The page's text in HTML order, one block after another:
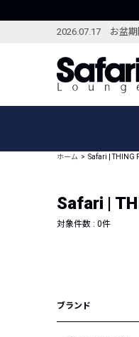
2026.07.17 お盆期
ブランドから探す
新着アイテム
編集部のおすすめアイ
ホーム Safari | THING
Safari |
対象件数 : 0件
ブランド